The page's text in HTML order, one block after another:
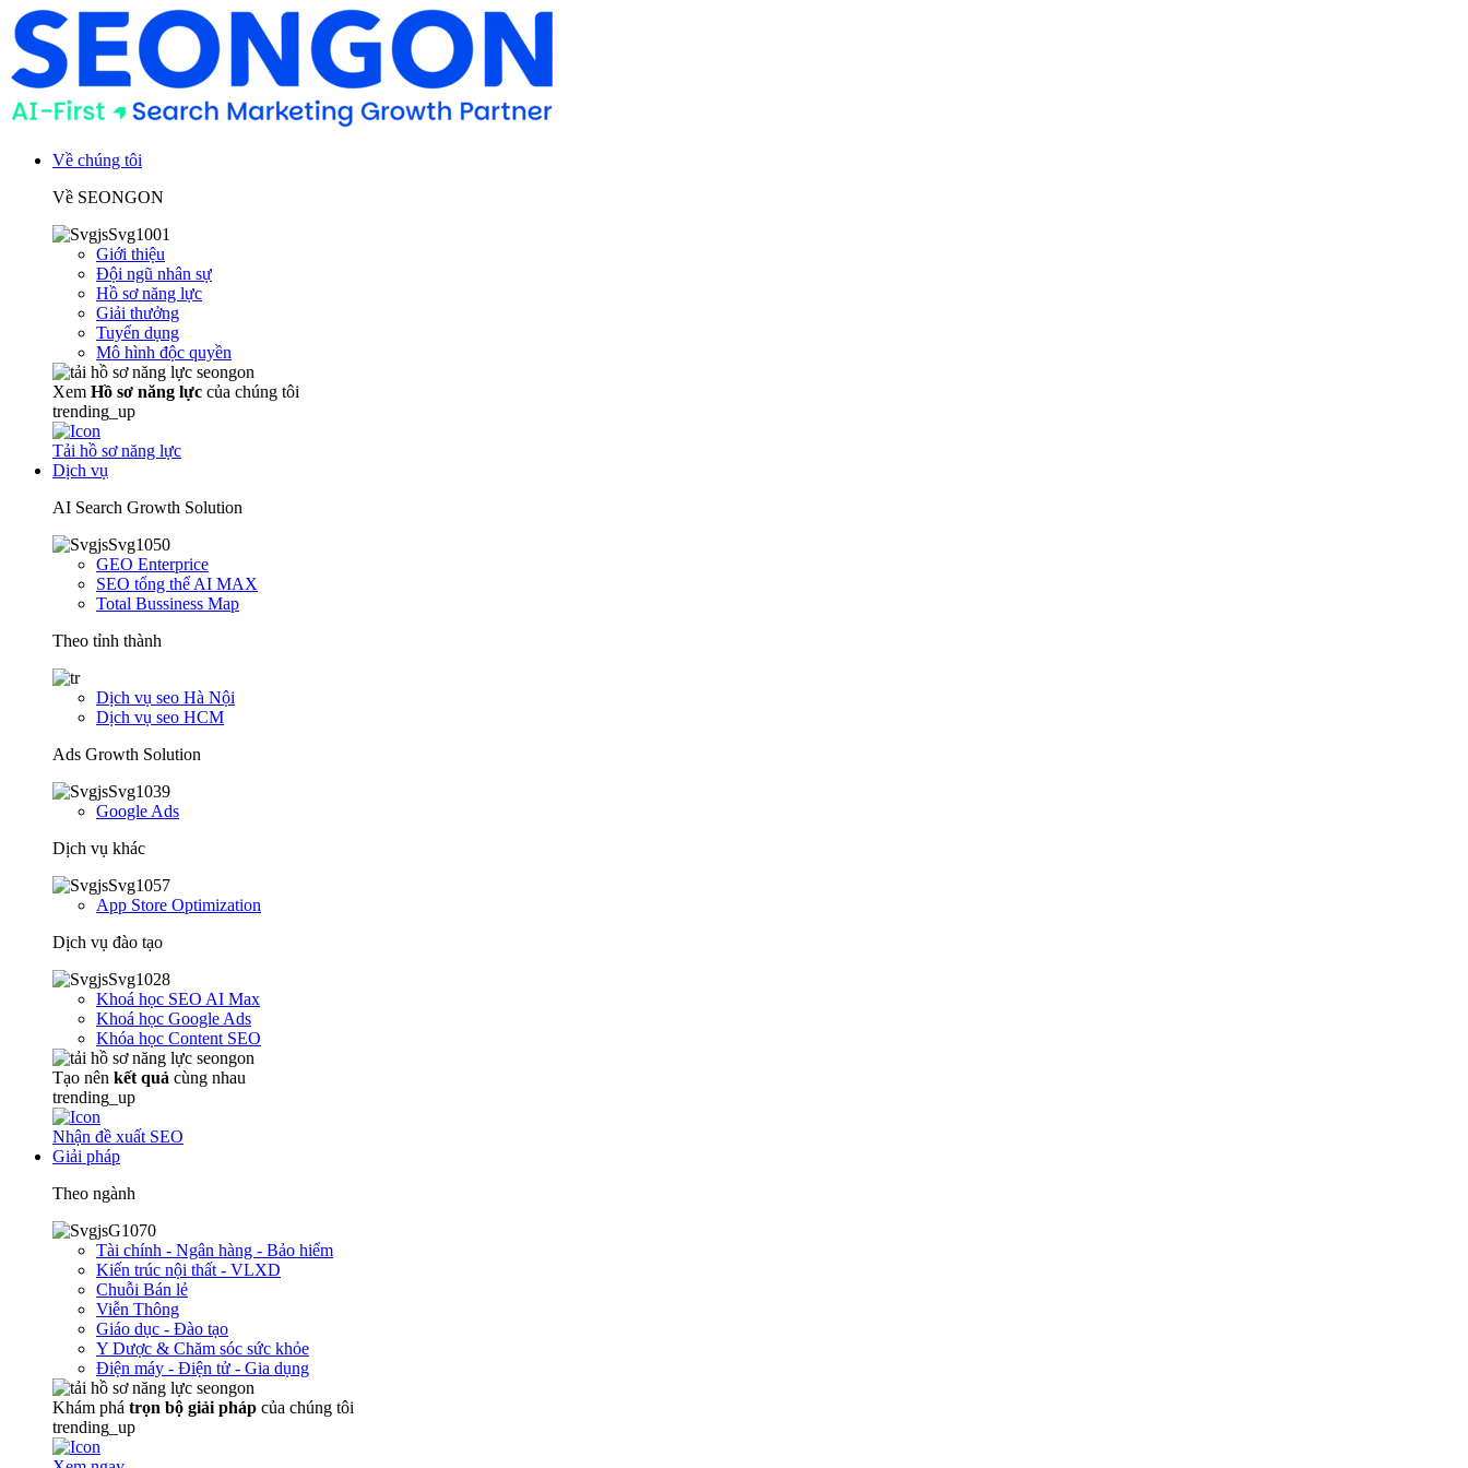
Về chúng tôi
Về SEONGON
Giới thiệu
Đội ngũ nhân sự
Hồ sơ năng lực
Giải thưởng
Tuyển dụng
Mô hình độc quyền
Xem Hồ sơ năng lực của chúng tôi
trending_up
Tải hồ sơ năng lực
Dịch vụ
AI Search Growth Solution
GEO Enterprice
SEO tổng thể AI MAX
Total Bussiness Map
Theo tỉnh thành
Dịch vụ seo Hà Nội
Dịch vụ seo HCM
Ads Growth Solution
Google Ads
Dịch vụ khác
App Store Optimization
Dịch vụ đào tạo
Khoá học SEO AI Max
Khoá học Google Ads
Khóa học Content SEO
Tạo nên kết quả cùng nhau
trending_up
Nhận đề xuất SEO
Giải pháp
Theo ngành
Tài chính - Ngân hàng - Bảo hiểm
Kiến trúc nội thất - VLXD
Chuỗi Bán lẻ
Viễn Thông
Giáo dục - Đào tạo
Y Dược & Chăm sóc sức khỏe
Điện máy - Điện tử - Gia dụng
Khám phá trọn bộ giải pháp của chúng tôi
trending_up